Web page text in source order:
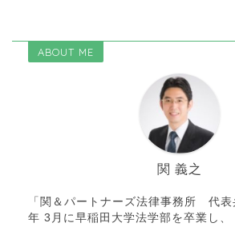
ABOUT ME
関 義之
「関＆パートナーズ法律事務所 代
年 3月に早稲田大学法学部を卒業し